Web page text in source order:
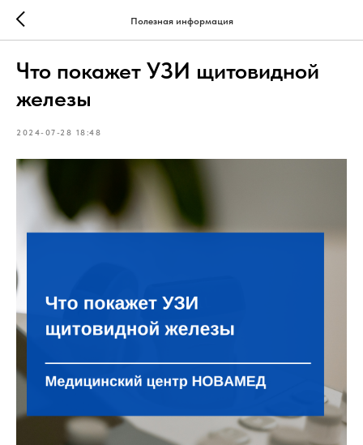
Полезная информация
Что покажет УЗИ щитовидной
железы
2024-07-28 18:48